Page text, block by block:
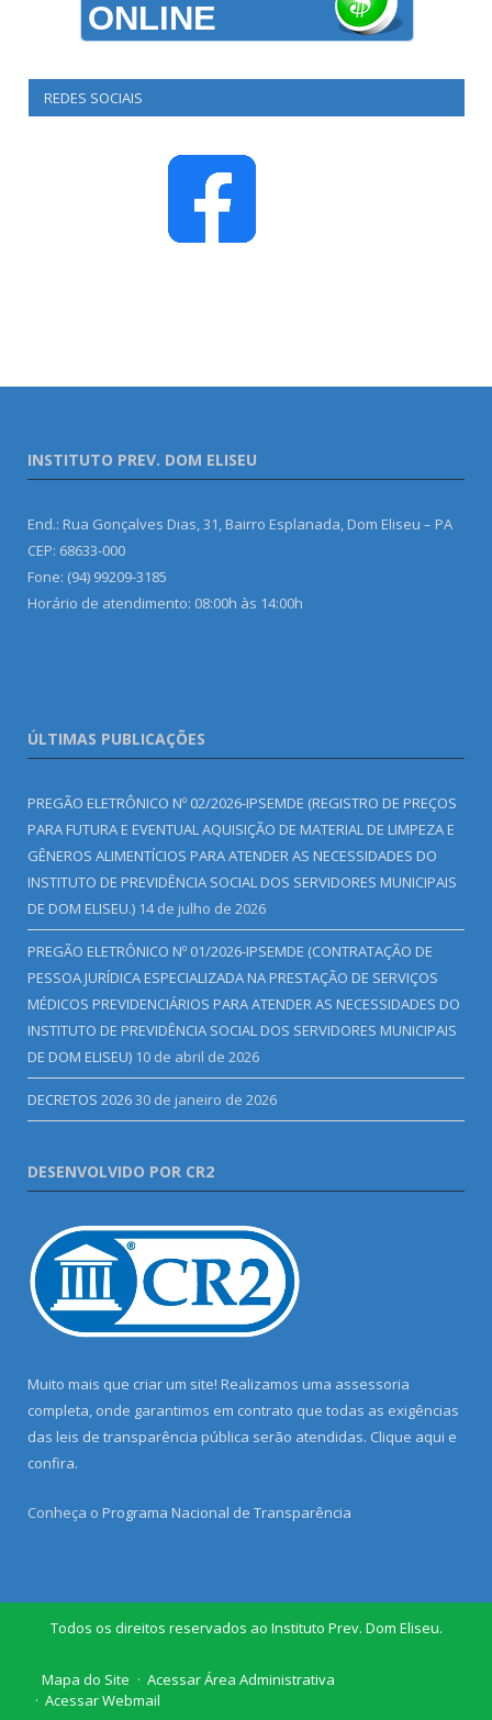
ONLINE
REDES SOCIAIS
INSTITUTO PREV. DOM ELISEU
End.: Rua Gonçalves Dias, 31, Bairro Esplanada, Dom Eliseu – PA
CEP: 68633-000
Fone: (94) 99209-3185
Horário de atendimento: 08:00h às 14:00h
ÚLTIMAS PUBLICAÇÕES
PREGÃO ELETRÔNICO Nº 02/2026-IPSEMDE (REGISTRO DE PREÇOS
PARA FUTURA E EVENTUAL AQUISIÇÃO DE MATERIAL DE LIMPEZA E
GÊNEROS ALIMENTÍCIOS PARA ATENDER AS NECESSIDADES DO
INSTITUTO DE PREVIDÊNCIA SOCIAL DOS SERVIDORES MUNICIPAIS
DE DOM ELISEU.) 14 de julho de 2026
PREGÃO ELETRÔNICO Nº 01/2026-IPSEMDE (CONTRATAÇÃO DE
PESSOA JURÍDICA ESPECIALIZADA NA PRESTAÇÃO DE SERVIÇOS
MÉDICOS PREVIDENCIÁRIOS PARA ATENDER AS NECESSIDADES DO
INSTITUTO DE PREVIDÊNCIA SOCIAL DOS SERVIDORES MUNICIPAIS
DE DOM ELISEU) 10 de abril de 2026
DECRETOS 202630 de janeiro de 2026
DESENVOLVIDO POR CR2
Muito mais que criar um site! Realizamos uma assessoria
completa, onde garantimos em contrato que todas as exigências
das leis de transparência pública serão atendidas. Clique aqui e
confira.
Conheça o Programa Nacional de Transparência
Todos os direitos reservados ao Instituto Prev. Dom Eliseu.
Mapa do Site
Acessar Área Administrativa
Acessar Webmail